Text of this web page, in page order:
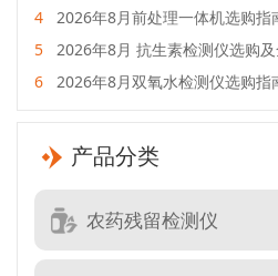
4
2026年8月前处理一体机选购
5
2026年8月 抗生素检测仪选购
6
2026年8月双氧水检测仪选购指
产品分类
农药残留检测仪